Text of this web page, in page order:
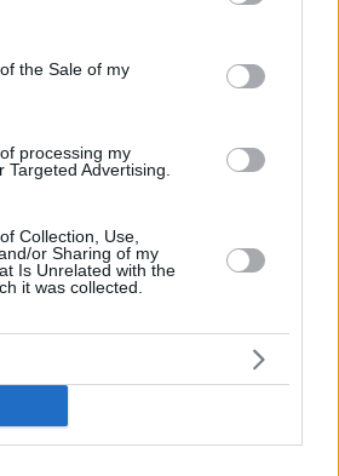
to Google and its third-party tags to
specified purposes in below Google
the Sale of my
processing my
Targeted Advertising.
Collection, Use,
or Sharing of my
Is Unrelated with the
it was collected.